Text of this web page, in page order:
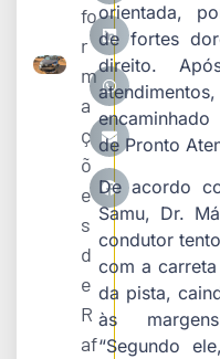
fo
r
m
a
ç
õ
e
s
d
e
R
af
orientada,
de fortes
direito.
de Pronto
De acordo
Samu, Dr.
condutor
com a
da pista,
às
“Segundo